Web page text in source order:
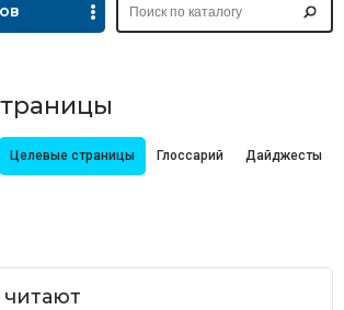
Целевые страницы Глоссарий Дайджесты